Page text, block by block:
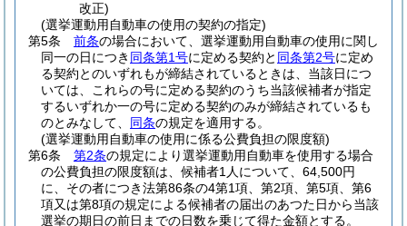
改正)
(選挙運動用自動車の使用の契約の指定)
第5条
前条の場合において、選挙運動用自動車の使用に関し
同一の日につき 同条第1号に定める契約と 同条第2号に定め
る契約とのいずれもが締結されているときは、当該日につ
いては、これらの号に定める契約のうち当該候補者が指定
するいずれか一の号に定める契約のみが締結されているも
のとみなして、 同条の規定を適用する。
(選挙運動用自動車の使用に係る公費負担の限度額)
第6条
第2条の規定により選挙運動用自動車を使用する場合
の公費負担の限度額は、候補者1人について、64,500円
に、その者につき法第86条の4第1項、第2項、第5項、第6
項又は第8項の規定による候補者の届出のあつた日から当該
選挙の期日の前日までの日数を乗じて得た金額とする。